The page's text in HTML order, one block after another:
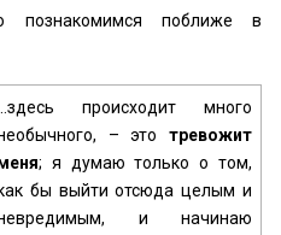
познакомимся поближе в
…здесь происходит много
– это тревожит
; я думаю только о том,
бы выйти отсюда целым и
и начинаю